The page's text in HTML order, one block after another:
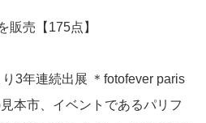
販売【175点】
3年連続出展 ＊fotofever paris
本市、イベントであるパリフ